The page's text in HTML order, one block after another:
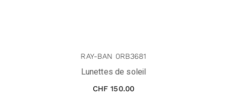
RAY-BAN 0RB3681
Lunettes de soleil
CHF 150.00